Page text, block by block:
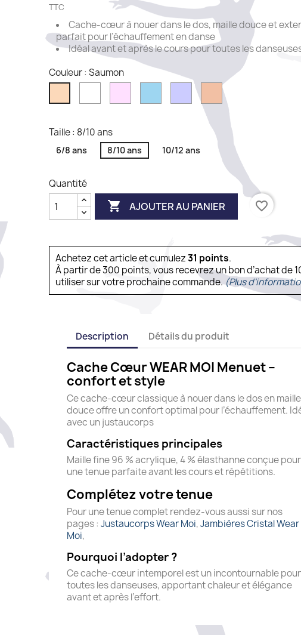
TTC
Cache-cœur à nouer dans le dos, maille douce et
parfait pour l’échauffement en danse
Idéal avant et après le cours pour toutes les
Couleur : Saumon
Lilac Salmon
Taille : 8/10 ans
6/8 ans 8/10 ans 10/12 ans
Quantité
 AJOUTER AU PANIER favorite_border
Achetez cet article et cumulez31 points.
À partir de 300 points, vous recevrez un bon d’achat de
utiliser sur votre prochaine commande.(Plus
Description Détails du produit
Cache Cœur WEAR MOI Menuet –
confort et style
Ce cache-cœur classique à nouer dans le dos en maille
douce offre un confort optimal pour l’échauffement.
avec un justaucorps
Caractéristiques principales
Maille fine 96 % acrylique, 4 % élasthanne conçue pour
une tenue parfaite avant les cours et répétitions.
Complétez votre tenue
Pour une tenue complet rendez-vous aussi sur nos
pages : Justaucorps Wear Moi,Jambières Cristal Wear
Moi,
Pourquoi l’adopter ?
Ce cache-cœur intemporel est un incontournable pour
toutes les danseuses, apportant chaleur et élégance
avant et après l’effort.